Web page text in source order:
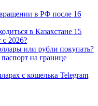
в РФ после 16
в Казахстане 15
с 2026?
или рубли покупать?
на границе
с кошелька Telegram